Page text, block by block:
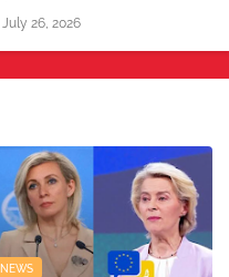
July 26, 2026
NEWS